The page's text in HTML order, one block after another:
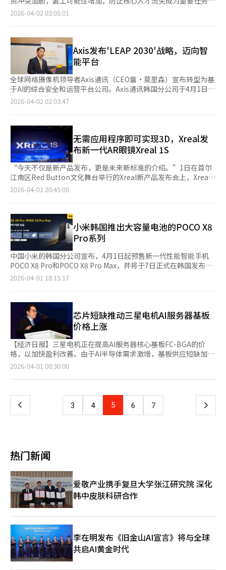
示出半导体行业的主导权重新转向内存。
场销量目标为1万台，较前代产品提升一倍。 XREAL方面表示，目
前韩国AR眼镜市场仍以游戏用户为主，未来将通过与本土内容合
大众消费场景。
机器人（AMR）。首次在国内展出的AMR能够识别路径中的障碍
物，实现自主驾驶和搬运作业，自动化物料供应和回收，提高SMT
通过此次展会证明在服务器、数据中心、网络和汽车电子等高增
长、高附加值电子产业市场的技术竞争力，并加强作为全球AI自动
化领导企业的地位。”※ 本报道经人工智能（AI）系统翻译与编
根据韩国CXO研究所分析，去年失去国民年金资格的三星电子员工
散导致的就业效率化、业务结构调整和薪酬体系变化是原因之一。
SK海力士同意不设上限地将营业利润的10%作为奖金，进一步加
剧了这一现象。三星电子的设备解决方案部门人才流失尤为明显。
最大工会称去年11月至今年1月有100多人因离职等原因退出工
会。工会与公司薪资谈判破裂后，计划于23日举行集会，并可能在
5月进行总罢工。工会成员已超过7万700人。三星电子副会长兼DS
部门负责人全英贤在股东大会上表示，将通过多样化奖励措施防止
人才流失。※ 本报道经人工智能（AI）系统翻译与编辑。
2026-04-02 03:05:01
Axis发布'LEAP 2030'战略，迈向智
能平台
全球网络摄像机领导者Axis通讯（CEO雷·莫里森）宣布转型为基
于AI的综合安全和运营平台公司。Axis通讯韩国分公司于4月1日在
首尔三成洞举行记者会，发布了针对韩国市场的中长期增长战
型交通基础设施而成为全球视频安全行业的关键战略区域。文秀贤
表示，今年目标是实现30%的增长，并计划扩大投资。他强调，将
通过高端产品技术升级，精准满足客户需求，而非依赖低价替代
品。为此，计划在今年下半年开设“Axis体验中心（AEC）首
尔”，为合作伙伴和客户提供验证最新解决方案的环境。Axis的战
略转型与全球安全市场的结构性变化相吻合。智能视频监控系统正
从简单的防盗设备演变为提高商业智能和运营效率的实时数据平
台。根据全球市场研究机构Research Nester的数据，全球视频监
元。Nova Insights预测，除中国外，网络摄像机的安装数量将从
2025年的5.62亿台增加到2029年的7.36亿台。推动这些变化的核
心技术是边缘智能。过去，摄像机拍摄的大量视频数据需要传输到
中央服务器或云端进行分析，而现在通过摄像机内置的系统芯片
（SoC）即可现场即时处理数据。2024年推出的Axis摄像机中约
80%标配智能分析功能，许多采用深度学习AI算法以减少误报并支
持实时决策。调查显示，视频系统的引入目的中，BI和运营效率提
升的比例较去年增加了约一倍。地缘政治因素和全球安全法规的加
中国制造的安全设备的趋势正在扩大，芯片安全性成为关键竞争因
素。Axis通过自主研发的ARTPEC芯片强调安全可靠性，扩大市场
份额。在韩国，国家情报院的安全标准等公共和关键基础设施的监
管也在加强。Axis将与Hanwha Vision、Trueen等公司在高端市
场展开竞争。Axis通过行业特定战略扩大应用范围。在制造领域，
结合边缘AI分析和视听警报，提前检测设备异常，预防安全事故。
在数据中心和IT环境中，建立物理和网络安全结合的多层保护体
系。在智能交通领域，强化基于AI的交通流量分析和事故应对能
统，支持从简单设备销售向AI综合安全业务的转型。同时，物理安
全摄像机正从事后应对手段演变为企业核心管理洞察的战略资产。
基于边缘AI和数据安全能力，Axis的转型将如何改变全球智能视频
2026-04-02 02:03:47
无需应用程序即可实现3D，Xreal发
布新一代AR眼镜Xreal 1S
“今天不仅是新产品发布，更是未来新标准的介绍。”1日在首尔
江南区Red Button文化舞台举行的Xreal新产品发布会上，Xreal
经理杨英华介绍了新产品“Xreal 1S”，并公布了今年的主要业务
推出商用AR眼镜。当天，Xreal正式宣布在韩国推出新产
品“Xreal 1S”。Xreal 1S的最大特点是将原本由外部设备处理的
核心功能集成到自主开发的专用芯片“X1芯片”中，无需安装额外
应用程序即可使用主要功能，提高了用户便利性。此外，应用
了“原生3DoF”功能，即使用户移动头部，屏幕也能保持在空间
中的固定位置。支持120Hz刷新率和3ms超低延迟性能，并具备将
2D视频实时转换为3D的功能。内置的X1芯片分析2D视频，无需额
外内容即可即时转换为3D视频。实际测试中，只需长按设备按钮
而，由于3D转换功能仅依靠设备芯片实现，快速移动的物体可能
会出现边缘像素模糊的现象。产品还配备了OSD（屏幕显示）菜
单，用户可以直接在眼镜上调整亮度、屏幕模式、屏幕大小、电子
变色、3D转换、刷新率等主要设置。Xreal相关人士表
示：“‘Xreal 1S’设计为即使是首次接触AR眼镜的用户也能无需
额外设置即可使用。通过全球首创的原生2D到3D转换功能和眼镜
独立操作功能，降低了AR体验的门槛。”显示屏采用索尼的0.68
英寸Micro-OLED面板，支持1200p分辨率和700尼特亮度。用户
可以在16:18、21:9、32:9超宽屏幕比例之间切换。音频方面，与
1”的50度扩大到52度，重量减轻至82克。Xreal相关人士表
示：“视野角度从原来的50°扩展到52°，重量减轻至82克，但价
格反而降低，性能却提高。”新产品已在Naver Smart Store的
正在扩展到普通消费者、职场人士和游戏玩家。我们努力提供不仅
（AI）系统翻译与编辑。
2026-04-01 20:45:00
小米韩国推出大容量电池的POCO X8
Pro系列
中国小米的韩国分公司宣布，4月1日起预售新一代性能智能手机
POCO X8 Pro和POCO X8 Pro Max，并将于7日正式在韩国发布。
POCO X8 Pro系列以增强的芯片和电池性能为基础，定位旗舰级表
韩元的折扣和两年质量保证。1日至7日预售期间，额外赠送价值
1.68万韩元的防丢标签“Xiaomi Tag”。此外，Coupang将于6
日下午7点举行直播，庆祝POCO X8 Pro系列的发布。直播中将抽
取三名幸运观众，返还全额购买金额，并提供最高7万韩元的优惠
和赠品。POCO X8 Pro的建议零售价为8GB+256GB型号54.9万韩
元，8GB+512GB型号64.9万韩元，12GB+512GB型号69.9万韩
元，提供黑色、白色和薄荷绿色三种颜色。POCO X8 Pro Max的
12GB+256GB型号为74.9万韩元，12GB+512GB型号为84.9万韩
元，提供白色、黑色和蓝色三种颜色。POCO X8 Pro Max配备
达6年的电池寿命。POCO X8 Pro则采用6500mAh硅碳电池，提供
稳定的电力效率。两款机型均支持100W快充和27W反向充电，提
2026-04-01 18:15:17
芯片短缺推动三星电机AI服务器基板
价格上涨
【经济日报】三星电机正在提高AI服务器核心基板FC-BGA的价
格，以加快盈利改善。由于AI半导体需求激增，基板供应短缺加
剧，加上原材料价格上涨，价格上涨势在必行。FC-BGA是AI服务
板。最近，AI服务器需求激增，基板需求也在扩大。市场关注的
的股东大会上表示，“服务器用FC-BGA的需求超过生产能力50%
以上”。供应短缺长期化，基板市场价格上涨趋势持续。证券界认
特别是AI服务器用半导体的芯片尺寸和I/O数量大幅增加，多芯片
封装结构普及，导致高难度封装和高性能基板需求激增。在此过程
中，FC-BGA等高附加值基板要求更多层数和微细电路，生产难度
增加，供应扩张速度跟不上。此外，随着高带宽存储器和GPU连接
的高集成结构扩大，封装技术和基板性能成为决定整体系统性能的
关键因素。因此，半导体竞争的重心从简单的芯片生产能力扩展到
包括封装和基板在内的后工序。高性能AI半导体用基板要求多层结
构和超微细电路实现，制造工艺复杂度大幅提高。仅靠简单的设备
扩建难以应对，工艺稳定化和良率保障需要相当长的时间，短期内
供应扩张有限。基板不仅需要设备投资，还存在材料、工艺技术和
客户认证等复杂的进入壁垒，新企业进入市场困难。因此，现有主
要企业为中心的供应结构可能长期化。三星电机利用这一市场环
境，重组以高附加值产品为中心的业务结构。扩大包括FC-BGA和
2026-04-01 00:30:00
上
页
3 4 5 6 7 下
热门新闻
爱敬产业携手复旦大学张江研究院 深化
韩中皮肤科研合作
李在明发布《旧金山AI宣言》将与全球
共启AI黄金时代